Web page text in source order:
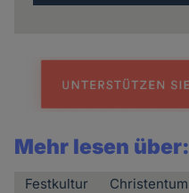
Mehr lesen über:
Festkultur Christentum